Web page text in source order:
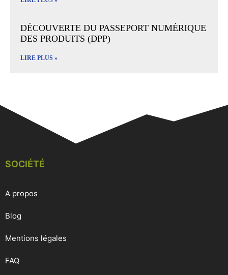
DÉCOUVERTE DU PASSEPORT NUMÉRIQUE
DES PRODUITS (DPP)
LIRE PLUS »
SOCIÉTÉ
A propos
Blog
Mentions légales
FAQ